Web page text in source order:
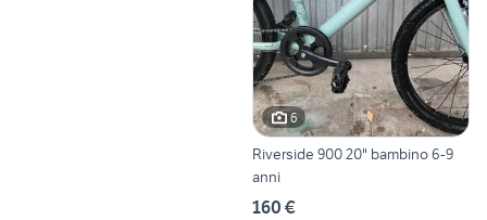
6
Riverside 900 20" bambino 6-9
anni
160 €